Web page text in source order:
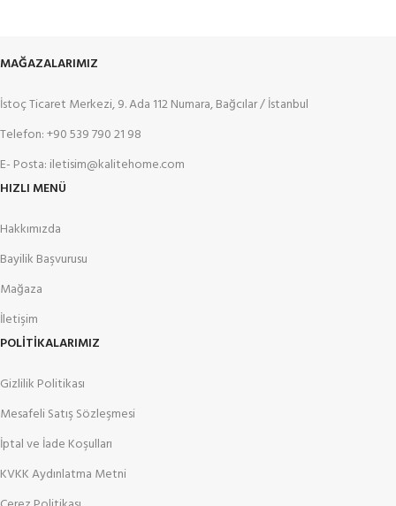
MAĞAZALARIMIZ
İstoç Ticaret Merkezi, 9. Ada 112 Numara, Bağcılar / İstanbul
Telefon: +90 539 790 21 98
E- Posta: iletisim@kalitehome.com
HIZLI MENÜ
Hakkımızda
Bayilik Başvurusu
Mağaza
İletişim
POLİTİKALARIMIZ
Gizlilik Politikası
Mesafeli Satış Sözleşmesi
İptal ve İade Koşulları
KVKK Aydınlatma Metni